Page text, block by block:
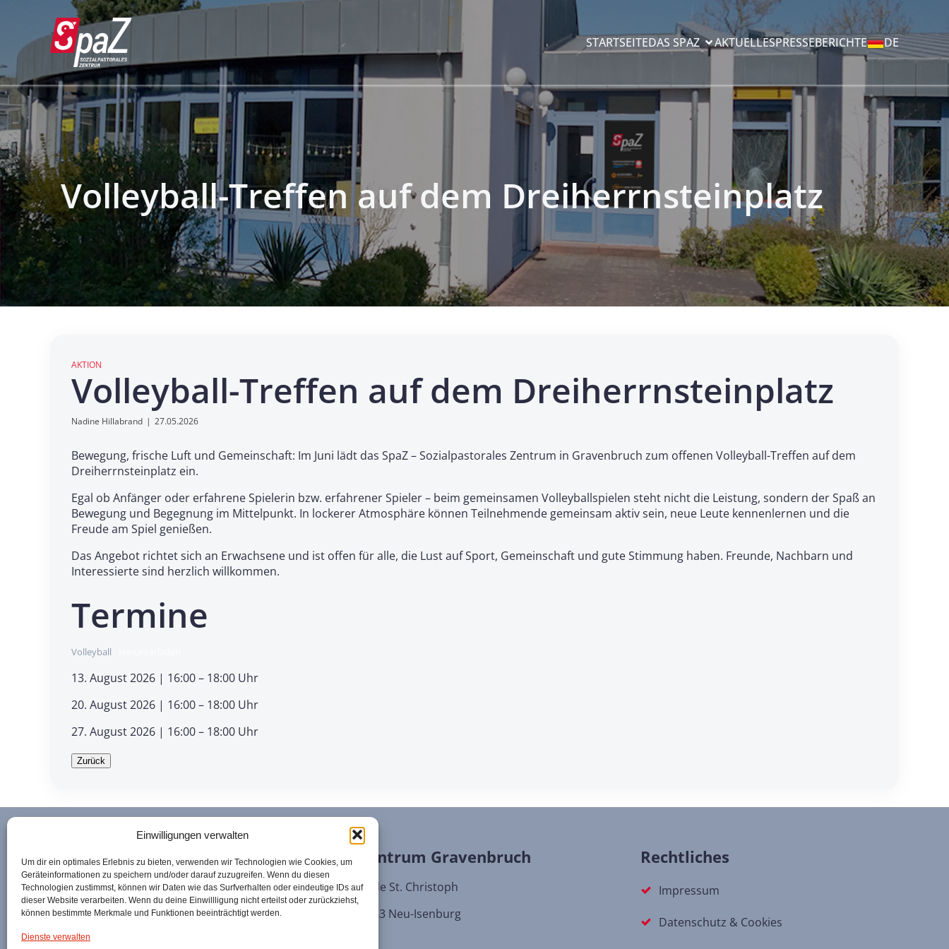
Einwilligungen verwalten
Um dir ein optimales Erlebnis zu bieten, verwenden wir Technologien wie Cookies, um
Geräteinformationen zu speichern und/oder darauf zuzugreifen. Wenn du diesen
Technologien zustimmst, können wir Daten wie das Surfverhalten oder eindeutige IDs auf
dieser Website verarbeiten. Wenn du deine Einwillligung nicht erteilst oder zurückziehst,
können bestimmte Merkmale und Funktionen beeinträchtigt werden.
Dienste verwalten
STARTSEITEDAS SPAZ AKTUELLESPRESSEBERICHTE DE
Volleyball-Treffen auf dem Dreiherrnsteinplatz
AKTION
Volleyball-Treffen auf dem Dreiherrnsteinplatz
Nadine Hillabrand | 27.05.2026
Bewegung, frische Luft und Gemeinschaft: Im Juni lädt das SpaZ – Sozialpastorales Zentrum in Gravenbruch zum offenen Volleyball-Treffen auf dem
Dreiherrnsteinplatz ein.
Egal ob Anfänger oder erfahrene Spielerin bzw. erfahrener Spieler – beim gemeinsamen Volleyballspielen steht nicht die Leistung, sondern der Spaß an
Bewegung und Begegnung im Mittelpunkt. In lockerer Atmosphäre können Teilnehmende gemeinsam aktiv sein, neue Leute kennenlernen und die
Freude am Spiel genießen.
Das Angebot richtet sich an Erwachsene und ist offen für alle, die Lust auf Sport, Gemeinschaft und gute Stimmung haben. Freunde, Nachbarn und
Interessierte sind herzlich willkommen.
Termine
Volleyball
13. August 2026 | 16:00 – 18:00 Uhr
20. August 2026 | 16:00 – 18:00 Uhr
27. August 2026 | 16:00 – 18:00 Uhr
Sozialpastorales Zentrum Gravenbruch
Katholische Kirchengemeinde St. Christoph
Dreiherrnsteinplatz 2 | 63263 Neu-Isenburg
Rechtliches
Impressum
Datenschutz & Cookies